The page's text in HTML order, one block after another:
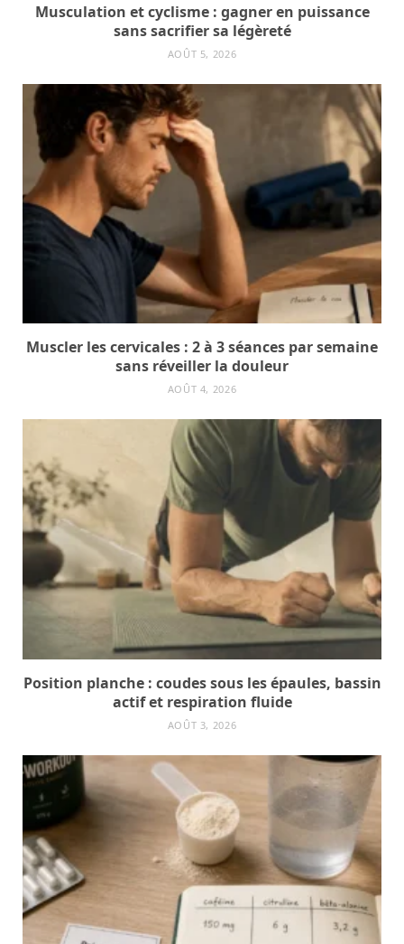
Musculation et cyclisme : gagner en puissance
sans sacrifier sa légèreté
AOÛT 5, 2026
Muscler les cervicales : 2 à 3 séances par semaine
sans réveiller la douleur
AOÛT 4, 2026
Position planche : coudes sous les épaules, bassin
actif et respiration fluide
AOÛT 3, 2026